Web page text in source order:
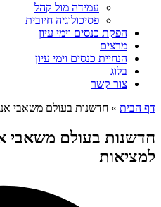
עמידה מול קהל
פסיכולוגיה חיובית
הפקת כנסים וימי עיון
מרצים
הנחיית כנסים וימי עיון
בלוג
צור קשר
דף הבית » חדשנות בעולם משאבי
חדשנות בעולם משאבי
למציאות